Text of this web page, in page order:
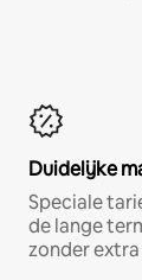
Duidelijke
Speciale
de lange
zonder